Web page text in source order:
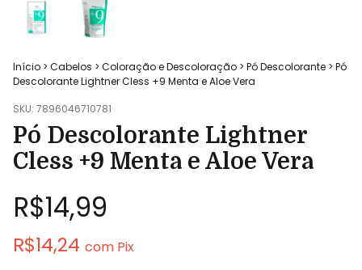
Início > Cabelos > Coloração e Descoloração > Pó Descolorante > Pó
Descolorante Lightner Cless +9 Menta e Aloe Vera
SKU: 7896046710781
Pó Descolorante Lightner
Cless +9 Menta e Aloe Vera
R$14,99
R$14,24 com Pix